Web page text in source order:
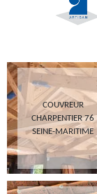
COUVREUR
CHARPENTIER 76
SEINE-MARITIME